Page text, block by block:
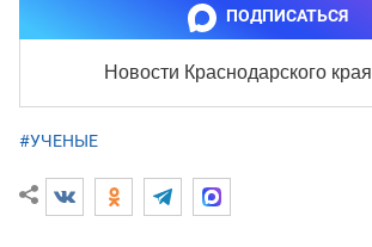
ПОДПИСАТЬСЯ
Новости Краснодарского края
#УЧЕНЫЕ